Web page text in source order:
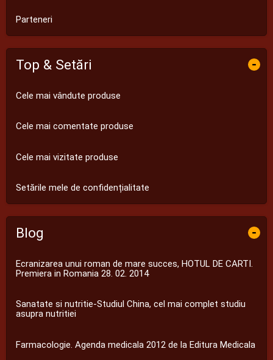
Parteneri
Top & Setări -
Cele mai vândute produse
Cele mai comentate produse
Cele mai vizitate produse
Setările mele de confidențialitate
Blog -
Ecranizarea unui roman de mare succes, HOTUL DE CARTI.
Premiera in Romania 28. 02. 2014
Sanatate si nutritie-Studiul China, cel mai complet studiu
asupra nutritiei
Farmacologie. Agenda medicala 2012 de la Editura Medicala